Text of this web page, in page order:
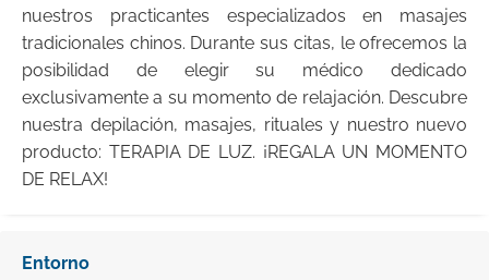
nuestros practicantes especializados en masajes
tradicionales chinos. Durante sus citas, le ofrecemos la
posibilidad de elegir su médico dedicado
exclusivamente a su momento de relajación. Descubre
nuestra depilación, masajes, rituales y nuestro nuevo
producto: TERAPIA DE LUZ. ¡REGALA UN MOMENTO
DE RELAX!
Entorno